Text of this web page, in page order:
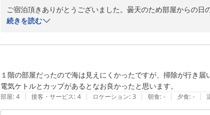
ご宿泊頂きありがとうございました。曇天のため部屋からの
が・・・。当館中庭の銚子春キャベツは間もなく収穫終了です
2021-04-04
続きを読む
１階の部屋だったので海は見えにくかったですが、掃除が行き
電気ケトルとカップがあるとなお良かったと思います。
部屋: 4 | 接客・サービス: 4 | ロケーション: 3 | 朝食: - | 夕食: - |